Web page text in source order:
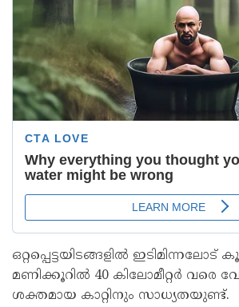
ഒറ്റപ്പെട്ടയിടങ്ങളിൽ
മണിക്കൂറിൽ 40 കിലോമീറ്റർ വരെ
ശക്തമായ കാറ്റിനും സാധ്യതയുണ്ട്.